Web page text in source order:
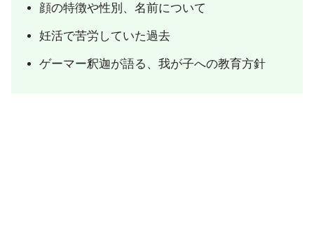
顔の特徴や性別、名前について
妊活で苦労していた過去
ゲーマー釈迦が語る、我が子への教育方針